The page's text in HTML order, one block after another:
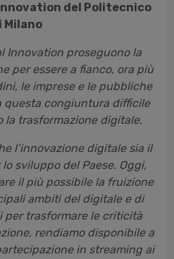
del Politecnico
Milano
Innovation proseguono la
per essere a fianco, ora più
le imprese e le pubbliche
questa congiuntura difficile
la trasformazione digitale.
l’innovazione digitale sia il
sviluppo del Paese. Oggi,
il più possibile la fruizione
ambiti del digitale e di
trasformare le criticità
rendiamo disponibile a
in streaming ai